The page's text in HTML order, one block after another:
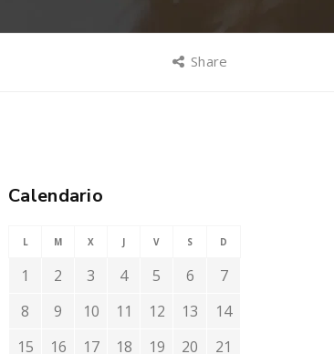
Share
Calendario
L M X J V S D
1 2 3 4 5 6
7
8
9 10 11 12 13
14
15
16 17 18 19 20
21